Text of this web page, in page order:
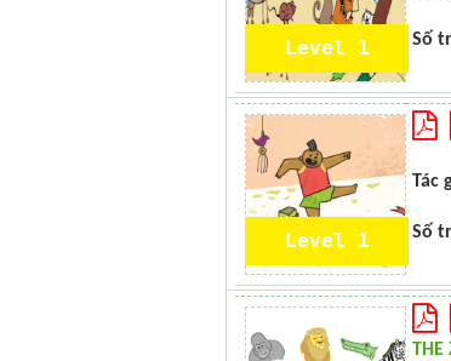
Level 1 Số
Level 1
Tác
Số
THE